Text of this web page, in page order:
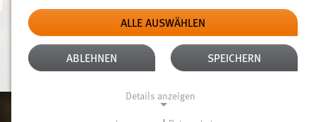
ALLE AUSWÄHLEN
ABLEHNEN SPEICHERN
Details anzeigen